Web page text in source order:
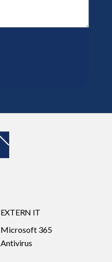
To
EXTERN IT
Microsoft 365
Antivirus